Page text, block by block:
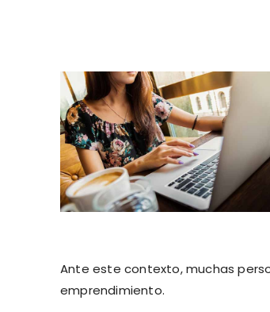
Ante este contexto, muchas
emprendimiento.